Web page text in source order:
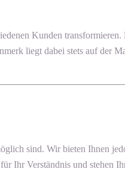
Kunden
liegt dabei stets auf der
sind. Wir bieten Ihnen
Ihr Verständnis und stehen